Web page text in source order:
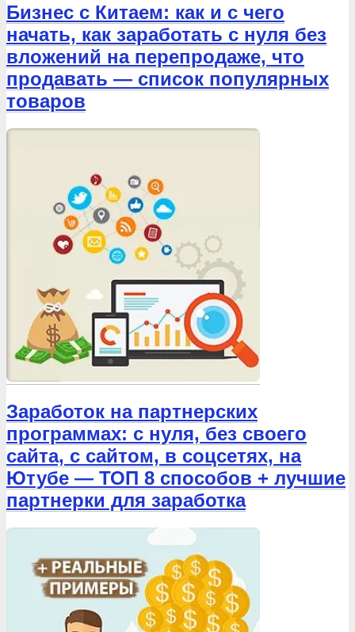
Бизнес с Китаем: как и с чего
начать, как заработать с нуля без
вложений на перепродаже, что
продавать — список популярных
товаров
Заработок на партнерских
программах: с нуля, без своего
сайта, с сайтом, в соцсетях, на
Ютубе — ТОП 8 способов + лучшие
партнерки для заработка